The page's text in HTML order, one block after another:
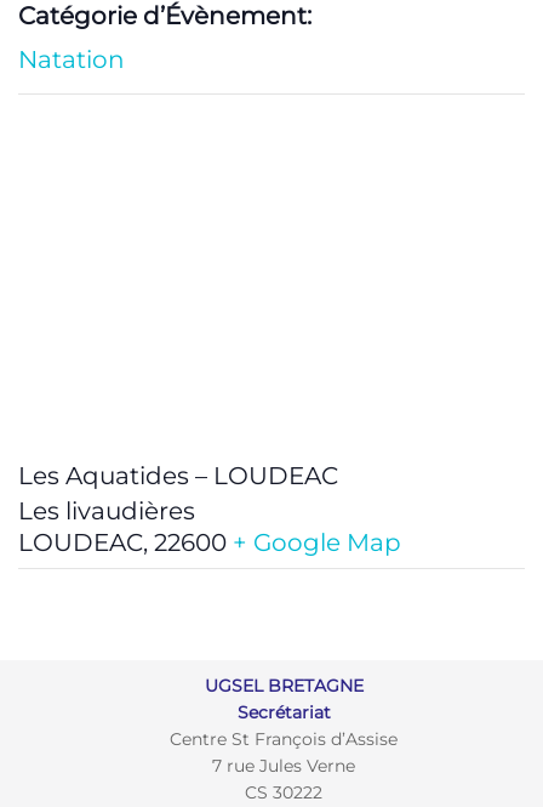
Catégorie d’Évènement:
Natation
Les Aquatides – LOUDEAC
Les livaudières
LOUDEAC, 22600 + Google Map
UGSEL BRETAGNE
Secrétariat
Centre St François d’Assise
7 rue Jules Verne
CS 30222